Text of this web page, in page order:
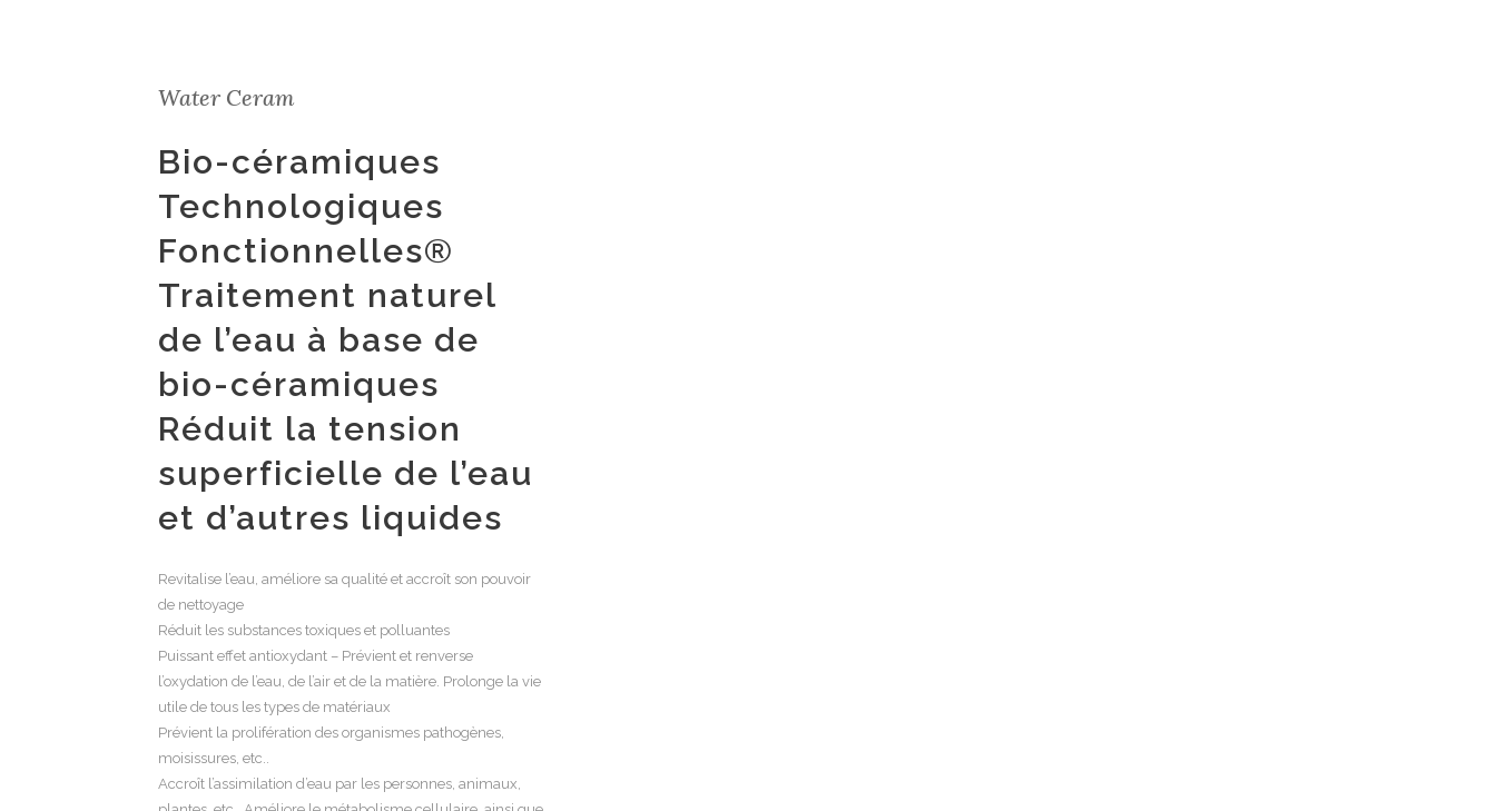
Water Ceram
Bio-céramiques
Technologiques
Fonctionnelles®
Traitement naturel
de l’eau à base de
bio-céramiques
Réduit la tension
superficielle de l’eau
et d’autres liquides
Revitalise l’eau, améliore sa qualité et accroît son pouvoir
de nettoyage
Réduit les substances toxiques et polluantes
Puissant effet antioxydant – Prévient et renverse
l’oxydation de l’eau, de l’air et de la matière. Prolonge la vie
utile de tous les types de matériaux
Prévient la prolifération des organismes pathogènes,
moisissures, etc..
Accroît l’assimilation d’eau par les personnes, animaux,